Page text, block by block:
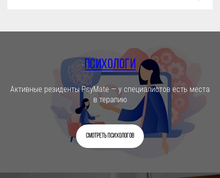
Психологи
Активные резиденты PsyMate — у специалистов есть места
в терапию
Смотреть психологов